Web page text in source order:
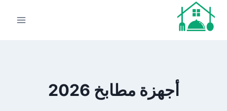
التجاوز
المحتوى
أجهزة مطابخ 2026